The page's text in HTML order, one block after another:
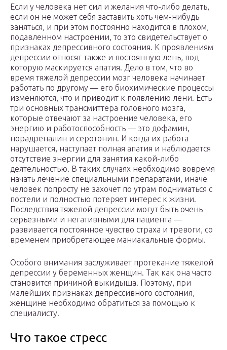
Если у человека нет сил и желания что-либо делать,
если он не может себя заставить хоть чем-нибудь
заняться, и при этом постоянно находится в плохом,
подавленном настроении, то это свидетельствует о
признаках депрессивного состояния. К проявлениям
депрессии относят также и постоянную лень, под
которую маскируется апатия. Дело в том, что во
время тяжелой депрессии мозг человека начинает
работать по другому — его биохимические процессы
изменяются, что и приводит к появлению лени. Есть
три основных трансмиттера головного мозга,
которые отвечают за настроение человека, его
энергию и работоспособность — это дофамин,
норадреналин и серотонин. И когда их работа
нарушается, наступает полная апатия и наблюдается
отсутствие энергии для занятия какой-либо
деятельностью. В таких случаях необходимо вовремя
начать лечение специальными препаратами, иначе
человек попросту не захочет по утрам подниматься с
постели и полностью потеряет интерес к жизни.
Последствия тяжелой депрессии могут быть очень
серьезными и негативными для пациента —
развивается постоянное чувство страха и тревоги, со
временем приобретающее маниакальные формы.
Особого внимания заслуживает протекание тяжелой
депрессии у беременных женщин. Так как она часто
становится причиной выкидыша. Поэтому, при
малейших признаках депрессивного состояния,
женщине необходимо обратиться за помощью к
специалисту.
Что такое стресс